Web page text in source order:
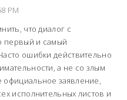
PM
что диалог с
первый и самый
ошибки действительно
а не со злым
заявление,
исполнительных листов и